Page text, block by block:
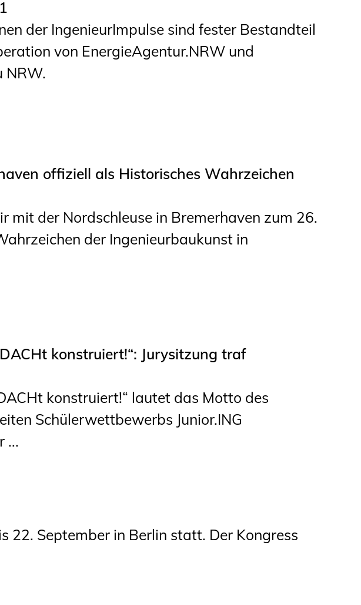
Formulare
Ingenieure
und
und
Schülerinnen, Schüler
und Studierende
Studierenden Praxis-
Wissenswertes für
Studierende
Presse
Kontakt und Anfahrt
Impressum
der IngenieurImpulse sind fester Bestandteil
von EnergieAgentur.NRW und
NRW.
offiziell als Historisches Wahrzeichen
mit der Nordschleuse in Bremerhaven zum 26.
der Ingenieurbaukunst in
konstruiert!“: Jurysitzung traf
konstruiert!“ lautet das Motto des
Schülerwettbewerbs Junior.ING
...
22. September in Berlin statt. Der Kongress